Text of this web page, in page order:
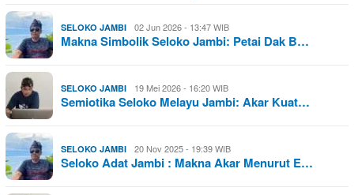
SELOKO JAMBI 02 Jun 2026 - 13:47 WIB
Makna Simbolik Seloko Jambi: Petai Dak B…
SELOKO JAMBI 19 Mei 2026 - 16:20 WIB
Semiotika Seloko Melayu Jambi: Akar Kuat…
SELOKO JAMBI 20 Nov 2025 - 19:39 WIB
Seloko Adat Jambi : Makna Akar Menurut E…